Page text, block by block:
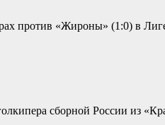
против «Жироны» (1:0) в
сборной России из